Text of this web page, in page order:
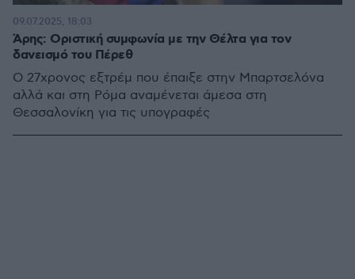
Άρης: Οριστική συμφωνία με την Θέλτα για τον
δανεισμό του Πέρεθ
Ο 27χρονος εξτρέμ που έπαιξε στην Μπαρτσελόνα
αλλά και στη Ρόμα αναμένεται άμεσα στη
Θεσσαλονίκη για τις υπογραφές
09.07.2025, 18:03